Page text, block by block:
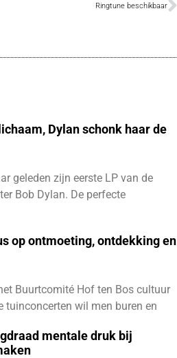
Ringtune beschikbaar
Dylan schonk haar de
geleden zijn eerste LP van de
Bob Dylan. De perfecte
op ontmoeting, ontdekking en
Buurtcomité Hof ten Bos cultuur
tuinconcerten wil men buren en
mentale druk bij